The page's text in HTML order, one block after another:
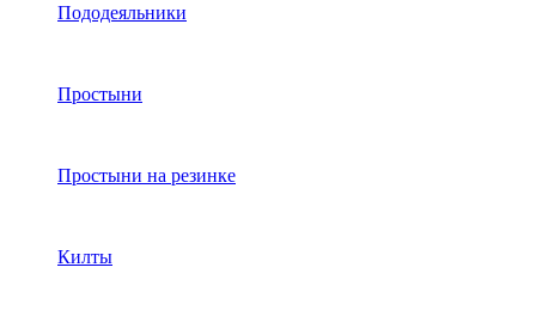
Пододеяльники
Простыни
Простыни на резинке
Килты